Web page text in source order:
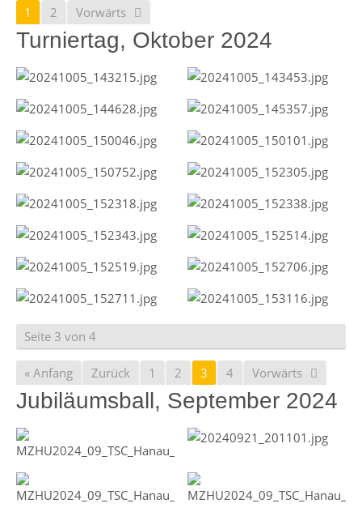
1 2 Vorwärts
Turniertag, Oktober 2024
Seite 3 von 4
« Anfang Zurück 1 2 3 4 Vorwärts
Jubiläumsball, September 2024